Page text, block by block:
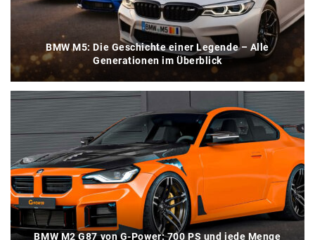
BMW M5: Die Geschichte einer Legende – Alle
Generationen im Überblick
BMW M2 G87 von G-Power: 700 PS und jede Menge